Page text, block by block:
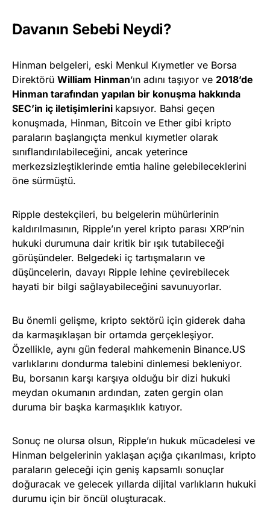
Davanın Sebebi Neydi?
Hinman belgeleri, eski Menkul Kıymetler ve Borsa
Direktörü William Hinman‘ın adını taşıyor ve 2018’de
Hinman tarafından yapılan bir konuşma hakkında
SEC’in iç iletişimlerini kapsıyor. Bahsi geçen
konuşmada, Hinman, Bitcoin ve Ether gibi kripto
paraların başlangıçta menkul kıymetler olarak
sınıflandırılabileceğini, ancak yeterince
merkezsizleştiklerinde emtia haline gelebileceklerini
öne sürmüştü.
Ripple destekçileri, bu belgelerin mühürlerinin
kaldırılmasının, Ripple’ın yerel kripto parası XRP’nin
hukuki durumuna dair kritik bir ışık tutabileceği
görüşündeler. Belgedeki iç tartışmaların ve
düşüncelerin, davayı Ripple lehine çevirebilecek
hayati bir bilgi sağlayabileceğini savunuyorlar.
Bu önemli gelişme, kripto sektörü için giderek daha
da karmaşıklaşan bir ortamda gerçekleşiyor.
Özellikle, aynı gün federal mahkemenin Binance.US
varlıklarını dondurma talebini dinlemesi bekleniyor.
Bu, borsanın karşı karşıya olduğu bir dizi hukuki
meydan okumanın ardından, zaten gergin olan
duruma bir başka karmaşıklık katıyor.
Sonuç ne olursa olsun, Ripple’ın hukuk mücadelesi ve
Hinman belgelerinin yaklaşan açığa çıkarılması, kripto
paraların geleceği için geniş kapsamlı sonuçlar
doğuracak ve gelecek yıllarda dijital varlıkların hukuki
durumu için bir öncül oluşturacak.